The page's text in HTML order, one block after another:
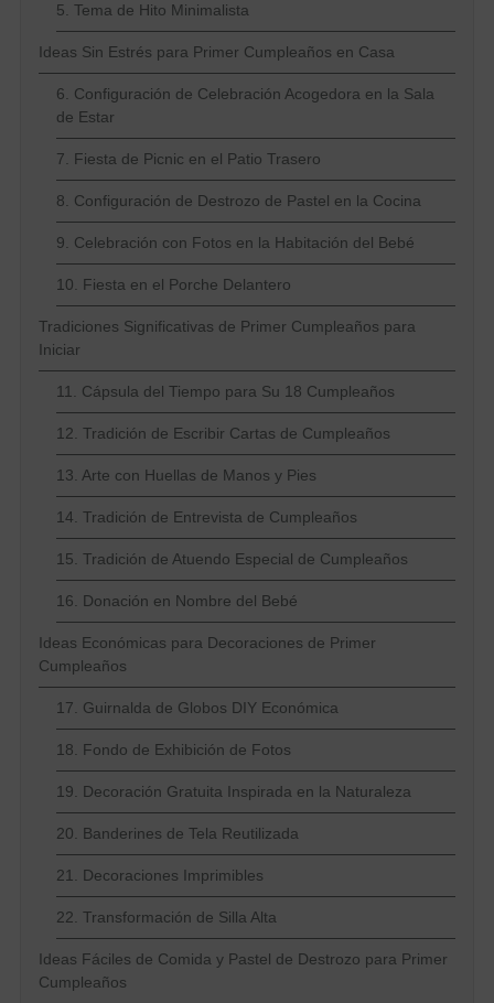
5. Tema de Hito Minimalista
Ideas Sin Estrés para Primer Cumpleaños en Casa
6. Configuración de Celebración Acogedora en la Sala
de Estar
7. Fiesta de Picnic en el Patio Trasero
8. Configuración de Destrozo de Pastel en la Cocina
9. Celebración con Fotos en la Habitación del Bebé
10. Fiesta en el Porche Delantero
Tradiciones Significativas de Primer Cumpleaños para
Iniciar
11. Cápsula del Tiempo para Su 18 Cumpleaños
12. Tradición de Escribir Cartas de Cumpleaños
13. Arte con Huellas de Manos y Pies
14. Tradición de Entrevista de Cumpleaños
15. Tradición de Atuendo Especial de Cumpleaños
16. Donación en Nombre del Bebé
Ideas Económicas para Decoraciones de Primer
Cumpleaños
17. Guirnalda de Globos DIY Económica
18. Fondo de Exhibición de Fotos
19. Decoración Gratuita Inspirada en la Naturaleza
20. Banderines de Tela Reutilizada
21. Decoraciones Imprimibles
22. Transformación de Silla Alta
Ideas Fáciles de Comida y Pastel de Destrozo para Primer
Cumpleaños